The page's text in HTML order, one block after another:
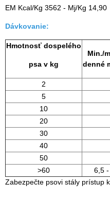
EM Kcal/Kg 3562 - Mj/Kg 14,90
Dávkovanie:
Hmotnosť dospelého
psa v kg
Min./
denné
2
5
10
20
30
40
50
>60
6,5
Zabezpečte psovi stály prístup